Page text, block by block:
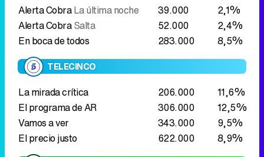
Alerta CobraLa última noche 39.000
2,1%
Alerta CobraSalta 52.000
2,4%
En boca de todos
283.000 8,5%
TELECINCO
La mirada crítica 206.000
11,6%
El programa de AR
306.000
12,5%
Vamos a ver
343.000
9,5%
El precio justo
622.000 8,9%